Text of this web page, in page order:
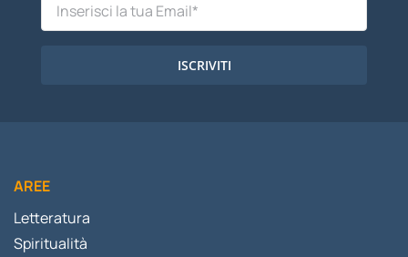
ISCRIVITI
AREE
Letteratura
Spiritualità